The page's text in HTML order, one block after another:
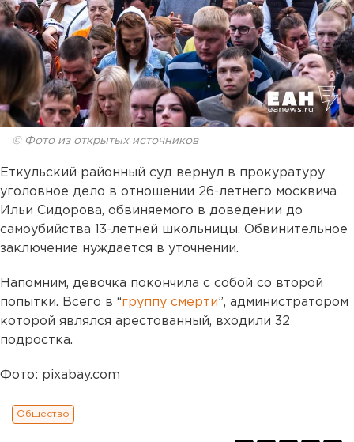
© Фото из открытых источников
Еткульский районный суд вернул в прокуратуру
уголовное дело в отношении 26-летнего москвича
Ильи Сидорова, обвиняемого в доведении до
самоубийства 13-летней школьницы. Обвинительное
заключение нуждается в уточнении.
Напомним, девочка покончила с собой со второй
попытки. Всего в “группу смерти”, администратором
которой являлся арестованный, входили 32
подростка.
Фото: pixabay.com
Общество